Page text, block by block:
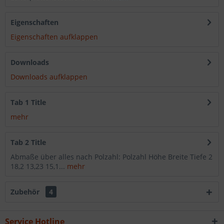
Eigenschaften
Eigenschaften aufklappen
Downloads
Downloads aufklappen
Tab 1 Title
mehr
Tab 2 Title
Abmaße über alles nach Polzahl: Polzahl Höhe Breite Tiefe 2
18,2 13,23 15,1... mehr
Zubehör 4
Service Hotline